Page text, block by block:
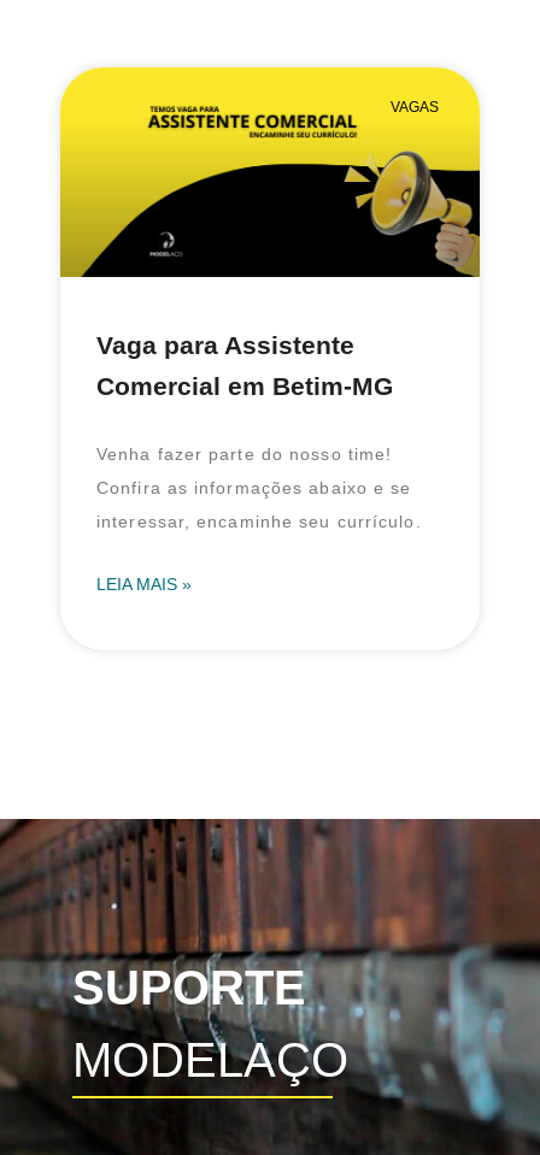
VAGAS
Vaga para Assistente
Comercial em Betim-MG
Venha fazer parte do nosso time!
Confira as informações abaixo e se
interessar, encaminhe seu currículo.
LEIA MAIS »
SUPORTE
MODELAÇO